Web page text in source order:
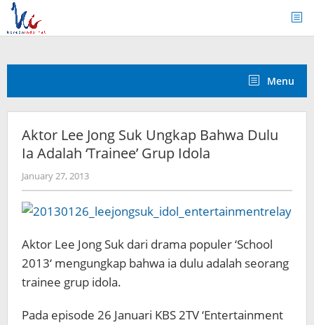
Skip
content
Menu
Aktor Lee Jong Suk Ungkap Bahwa Dulu
Ia Adalah ‘Trainee’ Grup Idola
January 27, 2013by
Koreanindo
Aktor Lee Jong Suk dari drama populer ‘School
2013‘ mengungkap bahwa ia dulu adalah seorang
trainee grup idola.
Pada episode 26 Januari KBS 2TV ‘Entertainment